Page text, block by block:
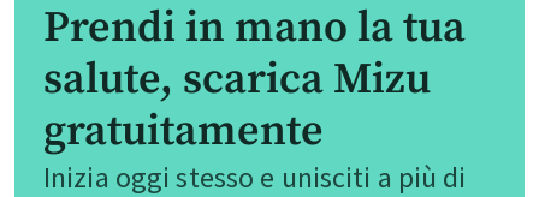
Prendi in mano la tua
salute, scarica Mizu
gratuitamente
Inizia oggi stesso e unisciti a più di